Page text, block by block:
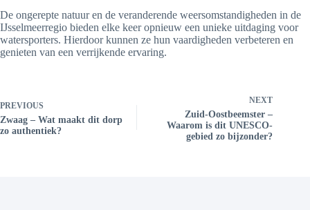
De ongerepte natuur en de veranderende weersomstandigheden in de
IJsselmeerregio bieden elke keer opnieuw een unieke uitdaging voor
watersporters. Hierdoor kunnen ze hun vaardigheden verbeteren en
genieten van een verrijkende ervaring.
PREVIOUS
Zwaag – Wat maakt dit dorp
zo authentiek?
NEXT
Zuid-Oostbeemster –
Waarom is dit UNESCO-
gebied zo bijzonder?